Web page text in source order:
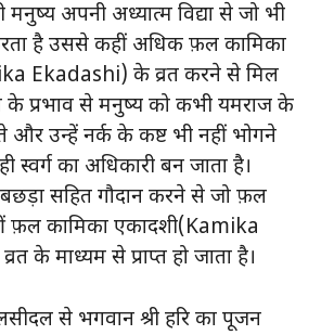
मनुष्य अपनी अध्यात्म विद्या से जो भी
है उससे कहीं अधिक फ़ल कामिका
Ekadashi) के व्रत करने से मिल
के प्रभाव से मनुष्य को कभी यमराज के
और उन्हें नर्क के कष्ट भी नहीं भोगने
स्वर्ग का अधिकारी बन जाता है।
सहित गौदान करने से जो फ़ल
फ़ल कामिका एकादशी(Kamika
के माध्यम से प्राप्त हो जाता है।
से भगवान श्री हरि का पूजन